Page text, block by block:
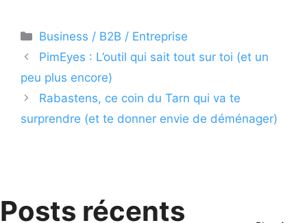
Catégories
Business / B2B / Entreprise
PimEyes : L’outil qui sait tout sur toi (et un
peu plus encore)
Rabastens, ce coin du Tarn qui va te
surprendre (et te donner envie de déménager)
Posts récents